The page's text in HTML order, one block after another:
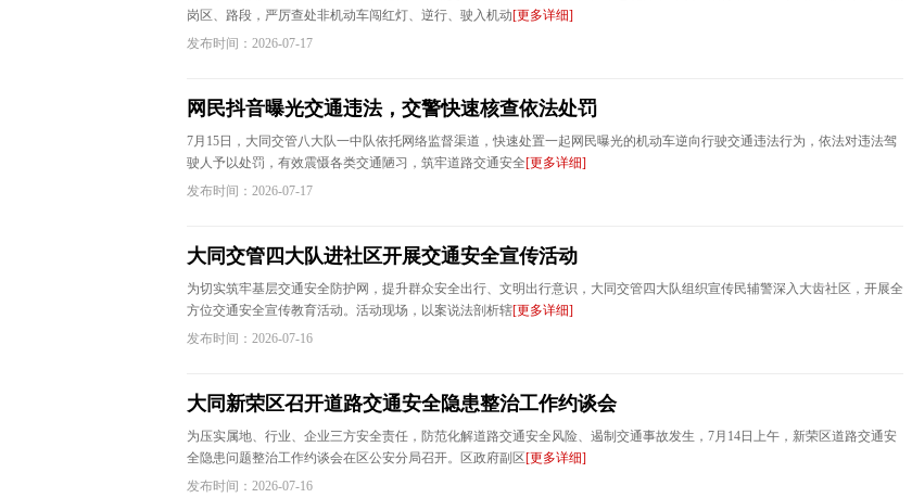
岗区、路段，严厉查处非机动车闯红灯、逆行、驶入机动[更多详细]
发布时间：2026-07-17
网民抖音曝光交通违法，交警快速核查依法处罚
7月15日，大同交管八大队一中队依托网络监督渠道，快速处置一起网民曝光的机动车逆向行驶交通违法行为，依法对违法驾
驶人予以处罚，有效震慑各类交通陋习，筑牢道路交通安全[更多详细]
发布时间：2026-07-17
大同交管四大队进社区开展交通安全宣传活动
为切实筑牢基层交通安全防护网，提升群众安全出行、文明出行意识，大同交管四大队组织宣传民辅警深入大齿社区，开展全
方位交通安全宣传教育活动。活动现场，以案说法剖析辖[更多详细]
发布时间：2026-07-16
大同新荣区召开道路交通安全隐患整治工作约谈会
为压实属地、行业、企业三方安全责任，防范化解道路交通安全风险、遏制交通事故发生，7月14日上午，新荣区道路交通安
全隐患问题整治工作约谈会在区公安分局召开。区政府副区[更多详细]
发布时间：2026-07-16